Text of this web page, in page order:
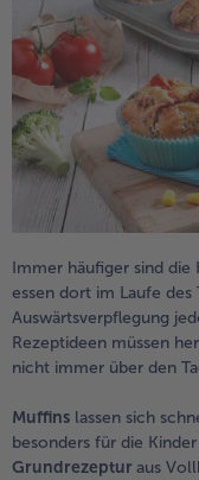
Immer häufiger sind die
essen dort im Laufe
Auswärtsverpflegung
Rezeptideen müssen
nicht immer über den
Muffins lassen sich
besonders für die
Grundrezeptur aus